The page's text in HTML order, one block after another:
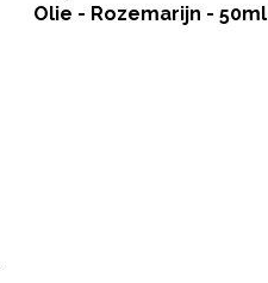
Olie - Rozemarijn - 50ml